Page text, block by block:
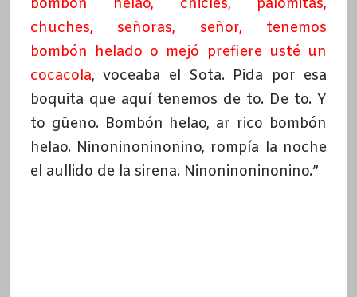
chuches, señoras, señor, tenemos
bombón helado o mejó prefiere usté un
cocacola, voceaba el Sota. Pida por esa
boquita que aquí tenemos de to. De to. Y
to güeno. Bombón helao, ar rico bombón
helao. Ninoninoninonino, rompía la noche
el aullido de la sirena. Ninoninoninonino.”